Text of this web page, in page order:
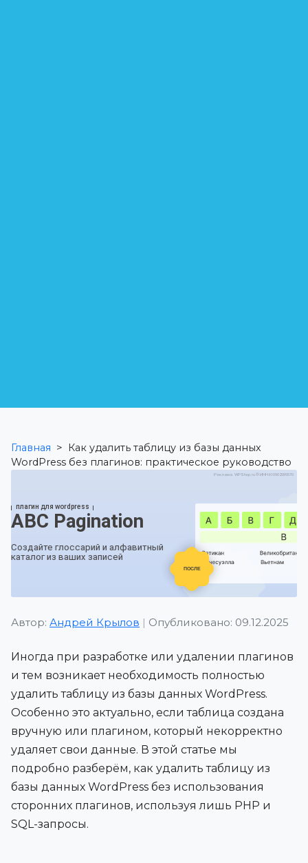
Главная > Как удалить таблицу из базы данных
WordPress без плагинов: практическое руководство
Автор: Андрей Крылов | Опубликовано: 09.12.2025
Иногда при разработке или удалении плагинов
и тем возникает необходимость полностью
удалить таблицу из базы данных WordPress.
Особенно это актуально, если таблица создана
вручную или плагином, который некорректно
удаляет свои данные. В этой статье мы
подробно разберём, как удалить таблицу из
базы данных WordPress без использования
сторонних плагинов, используя лишь PHP и
SQL-запросы.